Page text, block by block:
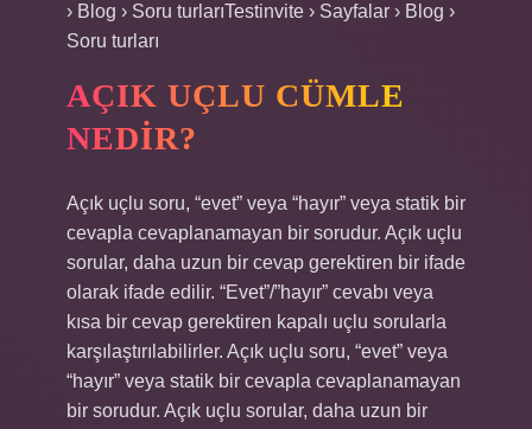
› Blog › Soru turlarıTestinvite › Sayfalar › Blog ›
Soru turları
AÇIK UÇLU CÜMLE
NEDIR?
Açık uçlu soru, “evet” veya “hayır” veya statik bir
cevapla cevaplanamayan bir sorudur. Açık uçlu
sorular, daha uzun bir cevap gerektiren bir ifade
olarak ifade edilir. “Evet”/”hayır” cevabı veya
kısa bir cevap gerektiren kapalı uçlu sorularla
karşılaştırılabilirler. Açık uçlu soru, “evet” veya
“hayır” veya statik bir cevapla cevaplanamayan
bir sorudur. Açık uçlu sorular, daha uzun bir